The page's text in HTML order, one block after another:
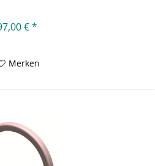
€ *
Merken